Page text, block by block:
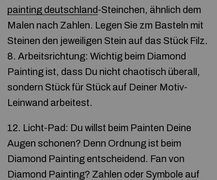
painting deutschland-Steinchen, ähnlich dem
Malen nach Zahlen. Legen Sie zm Basteln mit
Steinen den jeweiligen Stein auf das Stück Filz.
8. Arbeitsrichtung: Wichtig beim Diamond
Painting ist, dass Du nicht chaotisch überall,
sondern Stück für Stück auf Deiner Motiv-
Leinwand arbeitest.
12. Licht-Pad: Du willst beim Painten Deine
Augen schonen? Denn Ordnung ist beim
Diamond Painting entscheidend. Fan von
Diamond Painting? Zahlen oder Symbole auf